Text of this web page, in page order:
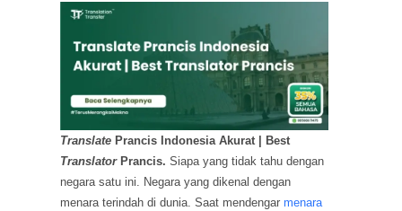
Translate Prancis Indonesia Akurat | Best
TranslatorPrancis.Siapa yang tidak tahu dengan
negara satu ini. Negara yang dikenal dengan
menara terindah di dunia. Saat mendengarmenara